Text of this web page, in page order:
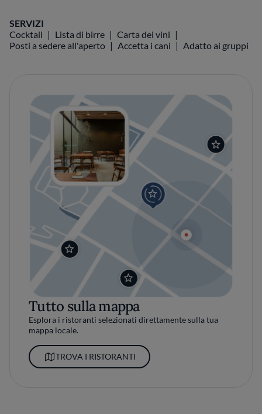
SERVIZI
Cocktail
Lista di birre
Carta dei vini
Posti a sedere all'aperto
Accetta i cani Adatto ai gruppi
Tutto sulla mappa
Esplora i ristoranti selezionati direttamente sulla tua
mappa locale.
TROVA I RISTORANTI